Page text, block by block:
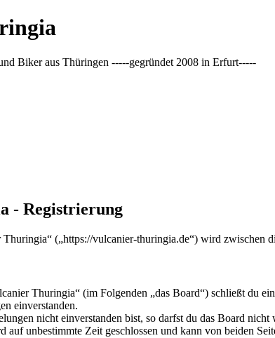
Biker aus Thüringen -----gegründet 2008 in Erfurt-----
- Registrierung
(„https://vulcanier-thuringia.de“) wird zwischen
Thuringia“ (im Folgenden „das Board“) schließt du
einverstanden.
nicht einverstanden bist, so darfst du das Board
auf unbestimmte Zeit geschlossen und kann von beiden